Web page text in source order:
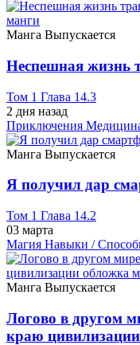
Манга Выпускается
Неспешная жизнь
Том 1 Глава 14.3
2 дня назад
Приключения
Манга Выпускается
Я получил дар
Том 1 Глава 14.2
03 марта
Магия Навыки /
Манга Выпускается
Логово в другом
краю цивилизации